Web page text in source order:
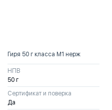
Гиря 50 г класса M1 нерж
НПВ
50 г
Сертификат и поверка
Да